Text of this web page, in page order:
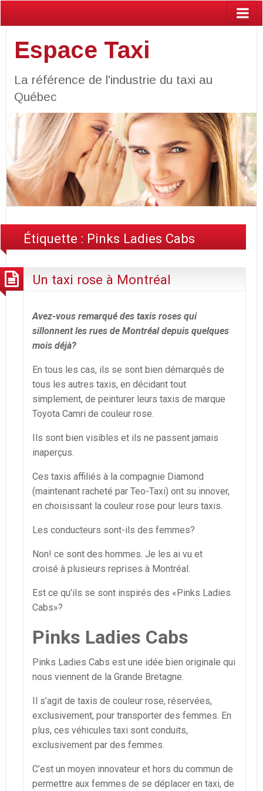
Espace Taxi
La référence de l'industrie du taxi au
Québec
Étiquette : Pinks Ladies Cabs
Un taxi rose à Montréal
Avez-vous remarqué des taxis roses qui
sillonnent les rues de Montréal depuis quelques
mois déjà?
En tous les cas, ils se sont bien démarqués de
tous les autres taxis, en décidant tout
simplement, de peinturer leurs taxis de marque
Toyota Camri de couleur rose.
Ils sont bien visibles et ils ne passent jamais
inaperçus.
Ces taxis affiliés à la compagnie Diamond
(maintenant racheté par Teo-Taxi) ont su innover,
en choisissant la couleur rose pour leurs taxis.
Les conducteurs sont-ils des femmes?
Non! ce sont des hommes. Je les ai vu et
croisé à plusieurs reprises à Montréal.
Est ce qu’ils se sont inspirés des «Pinks Ladies
Cabs»?
Pinks Ladies Cabs
Pinks Ladies Cabs est une idée bien originale qui
nous viennent de la Grande Bretagne.
Il s’agit de taxis de couleur rose, réservées,
exclusivement, pour transporter des femmes. En
plus, ces véhicules taxi sont conduits,
exclusivement par des femmes.
C’est un moyen innovateur et hors du commun de
permettre aux femmes de se déplacer en taxi, de